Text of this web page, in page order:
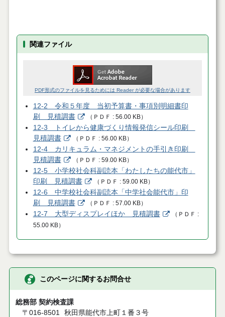
関連ファイル
PDF形式のファイルを見るためには Reader が必要な場合があります
12-2 令和５年度 当初予算書・事項別明細書印
刷 見積調書
（ ＰＤＦ 56.00 KB）
12-3 トイレから健康づくり情報発信シール印刷
見積調書
（ ＰＤＦ 56.00 KB）
12-4 カリキュラム・マネジメントの手引き印刷
見積調書
（ ＰＤＦ 59.00 KB）
12-5 小学校社会科副読本「わたしたちの能代市」
印刷 見積調書
（ ＰＤＦ 59.00 KB）
12-6 中学校社会科副読本「中学社会能代市」印
刷 見積調書
（ ＰＤＦ 57.00 KB）
12-7 大型ディスプレイほか 見積調書 （ ＰＤＦ
55.00 KB）
このページに関するお問合せ
総務部 契約検査課
〒016-8501
秋田県能代市上町１番３号